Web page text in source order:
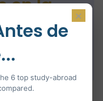
en la
de St
×
de
6 top study-abroad